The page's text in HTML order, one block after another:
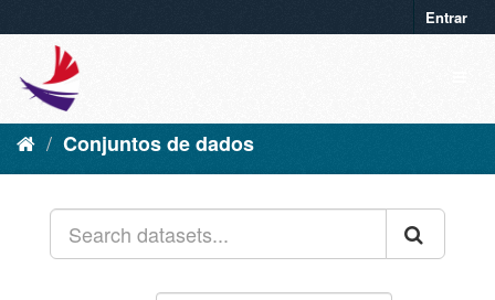
Entrar
Conjuntos de dados